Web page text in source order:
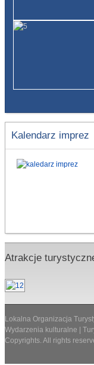
Kalendarz imprez
Atrakcje
Lokalna Organizacja
Wydarzenia kulturalne |
Copyrights. All rights